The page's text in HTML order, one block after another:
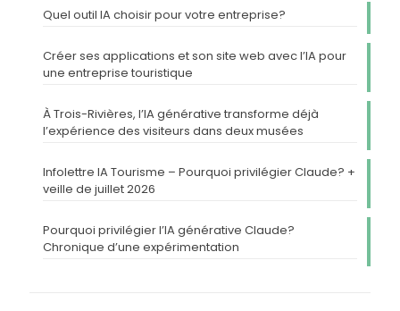
Quel outil IA choisir pour votre entreprise?
Créer ses applications et son site web avec l’IA pour
une entreprise touristique
À Trois-Rivières, l’IA générative transforme déjà
l’expérience des visiteurs dans deux musées
Infolettre IA Tourisme – Pourquoi privilégier Claude? +
veille de juillet 2026
Pourquoi privilégier l’IA générative Claude?
Chronique d’une expérimentation